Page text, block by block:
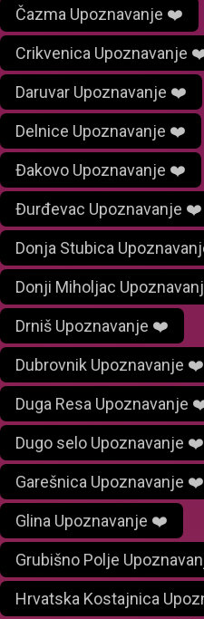
Čazma Upoznavanje ❤️
Crikvenica Upoznavanje
Daruvar Upoznavanje ❤️
Delnice Upoznavanje ❤️
Đakovo Upoznavanje ❤️
Đurđevac Upoznavanje ❤️
Donja Stubica
Donji Miholjac
Drniš Upoznavanje ❤️
Dubrovnik Upoznavanje ❤️
Duga Resa Upoznavanje
Dugo selo Upoznavanje ❤️
Garešnica Upoznavanje ❤️
Glina Upoznavanje ❤️
Grubišno Polje
Hrvatska Kostajnica